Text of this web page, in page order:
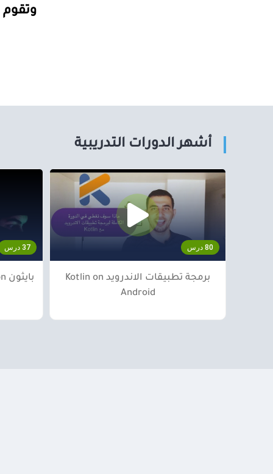
وتقوم
أشهر الدورات التدريبية
80 درس
برمجة تطبيقات الاندرويد Kotlin on
Android
37 درس
بايثون python من الصفر إلى الإحتراف